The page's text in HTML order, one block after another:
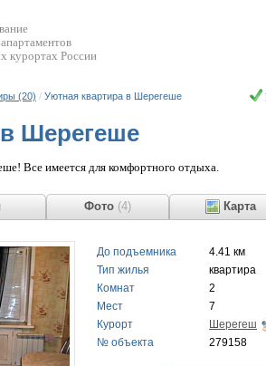
курортах России
(20) / Уютная квартира в Шерегеше
Шерегеше
Все имеется для комфортного отдыха.
Фото (4) Карта
До подъемника
4.41 км
Тип жилья
квартира
Комнат
2
Мест
7
Курорт
Шерегеш
№ объекта
279158